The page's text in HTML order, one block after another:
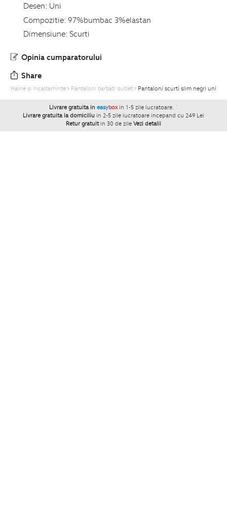
Desen: Uni
Compozitie: 97%bumbac 3%elastan
Dimensiune: Scurti
Opinia cumparatorului
Share
Haine si Incaltaminte Pantaloni barbati outlet Pantaloni scurti slim negri uni
Livrare gratuita in easybox in 1-5 zile lucratoare. `
Livrare gratuita la domiciliu in 2-5 zile lucratoare incepand cu 249 Lei
Retur gratuit in 30 de zile Vezi detalii